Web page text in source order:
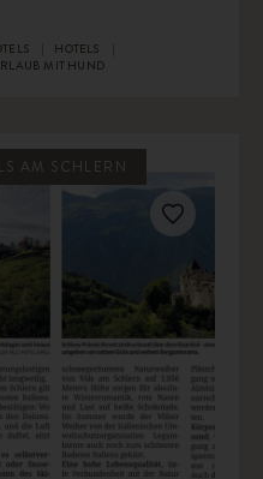
HOTELS
MIT HUND
AM SCHLERN